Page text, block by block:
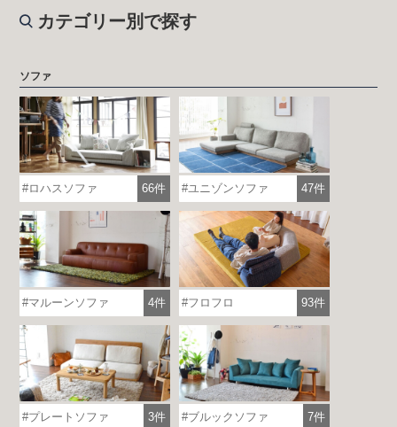
カテゴリー別で探す
ソファ
ロハスソファ 66件 ユニゾンソファ 47件
マルーンソファ 4件 フロフロ 93件
プレートソファ 3件 ブルックソファ 7件